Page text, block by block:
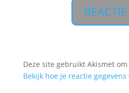
t
e
Deze site gebruikt Akismet
Bekijk hoe je reactie